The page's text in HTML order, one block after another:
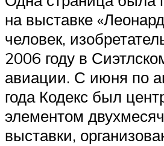
на выставке
человек,
2006 году в
авиации. С июня по
года Кодекс был
элементом
выставки,